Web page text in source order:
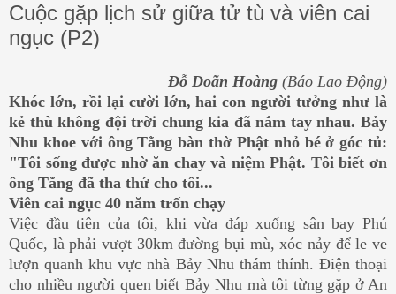
Cuộc gặp lịch sử giữa tử tù và viên cai
ngục (P2)
Đỗ Doãn Hoàng (Báo Lao Động)
Khóc lớn, rồi lại cười lớn, hai con người tưởng như là
kẻ thù không đội trời chung kia đã nắm tay nhau. Bảy
Nhu khoe với ông Tằng bàn thờ Phật nhỏ bé ở góc tủ:
"Tôi sống được nhờ ăn chay và niệm Phật. Tôi biết ơn
ông Tằng đã tha thứ cho tôi...
Viên cai ngục 40 năm trốn chạy
Việc đầu tiên của tôi, khi vừa đáp xuống sân bay Phú
Quốc, là phải vượt 30km đường bụi mù, xóc nảy để le ve
lượn quanh khu vực nhà Bảy Nhu thám thính. Điện thoại
cho nhiều người quen biết Bảy Nhu mà tôi từng gặp ở An